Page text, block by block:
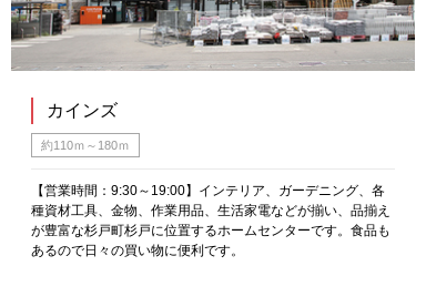
カインズ
約110ｍ～180ｍ
【営業時間：9:30～19:00】インテリア、ガーデニング、各
種資材工具、金物、作業用品、生活家電などが揃い、品揃え
が豊富な杉戸町杉戸に位置するホームセンターです。食品も
あるので日々の買い物に便利です。